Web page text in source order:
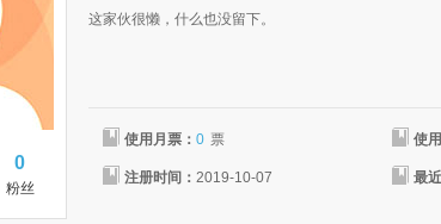
0
粉丝
这家伙很懒，什么也没留下。
使用月票： 0 票 使
注册时间： 2019-10-07 最